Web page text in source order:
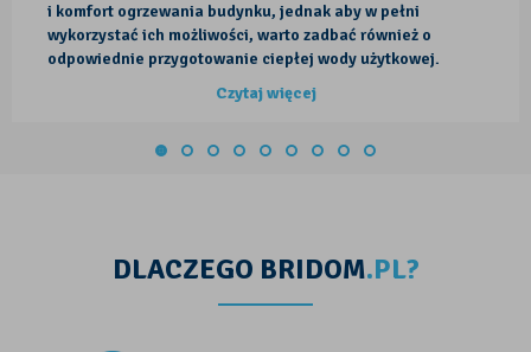
i komfort ogrzewania budynku, jednak aby w pełni
wykorzystać ich możliwości, warto zadbać również o
odpowiednie przygotowanie ciepłej wody użytkowej.
zbiornik CWU do kotła gazowego, który pozwala
Czytaj więcej
DLACZEGO BRIDOM.PL?